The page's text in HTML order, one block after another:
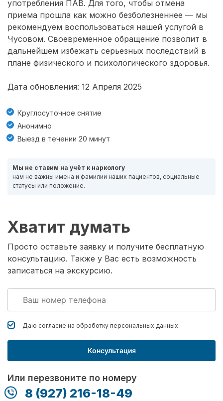
употребления ПАВ. Для того, чтобы отмена
приема прошла как можно безболезненнее — мы
рекомендуем воспользоваться нашей услугой в
Чусовом. Своевременное обращение позволит в
дальнейшем избежать серьезных последствий в
плане физического и психологического здоровья.
Дата обновления: 12 Апреля 2025
Круглосуточное снятие
Анонимно
Выезд в течении 20 минут
Мы не ставим на учёт к наркологу
нам не важны имена и фамилии наших пациентов, социальные
статусы или положение.
Хватит думать
Просто оставьте заявку и получите бесплатную
консультацию. Также у Вас есть возможность
записаться на экскурсию.
Даю согласие на обработку персональных данных
Консультация
Или перезвоните по номеру
8 (927) 216-18-49